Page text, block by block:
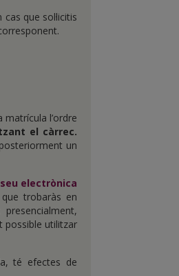
que sol·licitis
l’ordre
el càrrec.
un
seu electrònica
trobaràs en
possible utilitzar
té efectes de